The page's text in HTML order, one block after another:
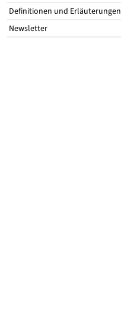
Definitionen und Erläuterungen
Newsletter